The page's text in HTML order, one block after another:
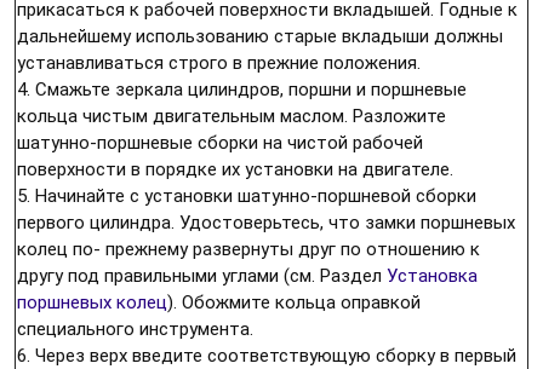
прикасаться к рабочей поверхности вкладышей. Годные к
дальнейшему использованию старые вкладыши должны
устанавливаться строго в прежние положения.
4. Смажьте зеркала цилиндров, поршни и поршневые
кольца чистым двигательным маслом. Разложите
шатунно-поршневые сборки на чистой рабочей
поверхности в порядке их установки на двигателе.
5. Начинайте с установки шатунно-поршневой сборки
первого цилиндра. Удостоверьтесь, что замки поршневых
колец по- прежнему развернуты друг по отношению к
другу под правильными углами (см. Раздел Установка
поршневых колец). Обожмите кольца оправкой
специального инструмента.
6. Через верх введите соответствующую сборку в первый